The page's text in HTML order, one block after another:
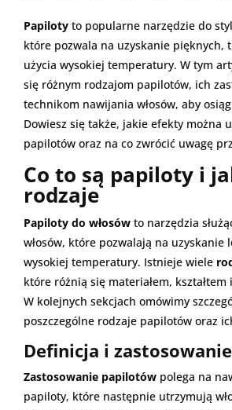
Papiloty to popularne narzędzie do
które pozwala na uzyskanie pięknych,
użycia wysokiej temperatury. W tym
się różnym rodzajom papilotów, ich
technikom nawijania włosów, aby
Dowiesz się także, jakie efekty można
papilotów oraz na co zwrócić uwagę
Co to są papiloty i
rodzaje
Papiloty do włosów to narzędzia
włosów, które pozwalają na uzyskanie
wysokiej temperatury. Istnieje wiele
które różnią się materiałem, kształtem
W kolejnych sekcjach omówimy
poszczególne rodzaje papilotów oraz
Definicja i
Zastosowanie papilotów polega na
papiloty, które następnie utrzymują